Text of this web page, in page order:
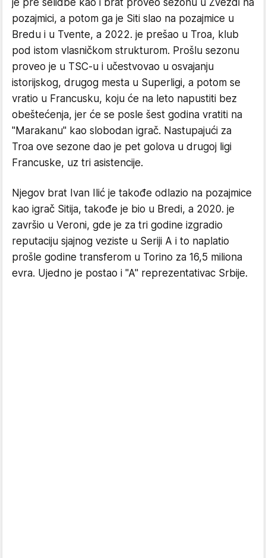
pozajmici, a potom ga je Siti slao na pozajmice u
Bredu i u Tvente, a 2022. je prešao u Troa, klub
pod istom vlasničkom strukturom. Prošlu sezonu
proveo je u TSC-u i učestvovao u osvajanju
istorijskog, drugog mesta u Superligi, a potom se
vratio u Francusku, koju će na leto napustiti bez
obeštećenja, jer će se posle šest godina vratiti na
"Marakanu" kao slobodan igrač. Nastupajući za
Troa ove sezone dao je pet golova u drugoj ligi
Francuske, uz tri asistencije.
Njegov brat Ivan Ilić je takođe odlazio na pozajmice
kao igrač Sitija, takođe je bio u Bredi, a 2020. je
završio u Veroni, gde je za tri godine izgradio
reputaciju sjajnog veziste u Seriji A i to naplatio
prošle godine transferom u Torino za 16,5 miliona
evra. Ujedno je postao i "A" reprezentativac Srbije.